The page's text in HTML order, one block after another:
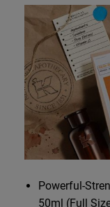
Powerful-
50ml (Full